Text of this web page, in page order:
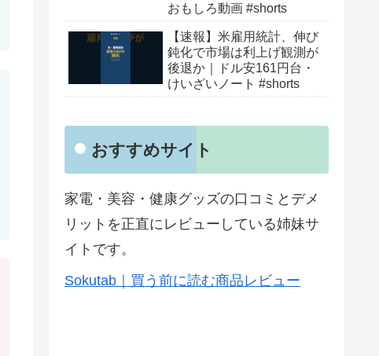
おもしろ動画 #shorts
【速報】米雇用統計、伸び
鈍化で市場は利上げ観測が
後退か｜ドル安161円台・
けいざいノート #shorts
おすすめサイト
家電・美容・健康グッズの口コミとデメ
リットを正直にレビューしている姉妹サ
イトです。
Sokutab｜買う前に読む商品レビュー